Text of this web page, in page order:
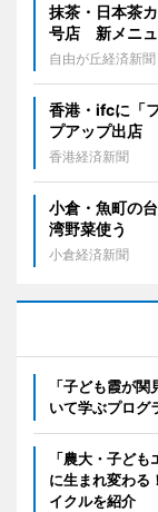
抹茶・日本茶
号店 新メニュ
自由が丘経済新聞
香港・ifcに「
プアップ出店
香港経済新聞
小倉・魚町の
湾野菜使う
小倉経済新聞
「子ども霞が
いて学ぶプログ
「農大・子ど
に生まれ変わる
イクルを紹介